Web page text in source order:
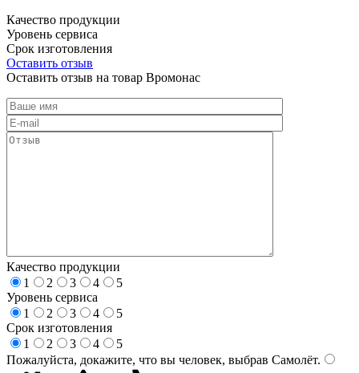
Качество продукции
Уровень сервиса
Срок изготовления
Оставить отзыв
Оставить отзыв на товар Вромонас
Качество продукции
1
2 3 4
5
Уровень сервиса
1
2 3 4
5
Срок изготовления
1
2 3 4
5
Пожалуйста, докажите, что вы человек, выбрав Самолёт.